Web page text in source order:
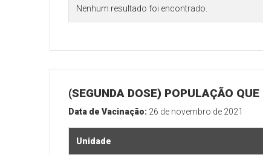
Nenhum resultado foi encontrado.
(SEGUNDA DOSE) POPULAÇÃO
Data de Vacinação: 26 de novembro de 2021
Unidade